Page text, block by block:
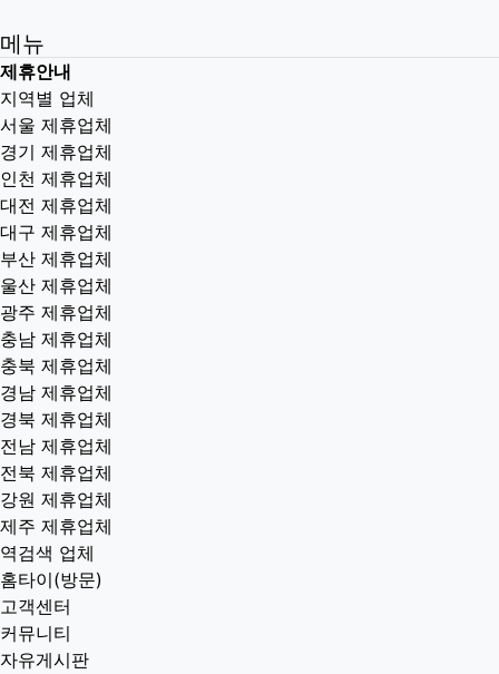
메뉴
제휴안내
지역별 업체
서울 제휴업체
경기 제휴업체
인천 제휴업체
대전 제휴업체
대구 제휴업체
부산 제휴업체
울산 제휴업체
광주 제휴업체
충남 제휴업체
충북 제휴업체
경남 제휴업체
경북 제휴업체
전남 제휴업체
전북 제휴업체
강원 제휴업체
제주 제휴업체
역검색 업체
홈타이(방문)
고객센터
커뮤니티
자유게시판